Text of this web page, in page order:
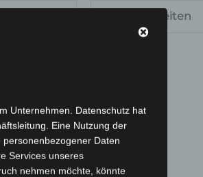
Besonderheiten
Dieses
Produkt
weist
Unternehmen. Datenschutz hat
Eine Nutzung der
Daten
Services unseres
nehmen möchte, könnte